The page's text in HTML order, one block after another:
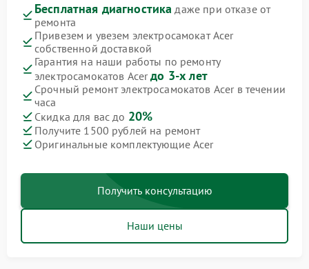
Бесплатная диагностика даже при отказе от
ремонта
Привезем и увезем электросамокат Acer
собственной доставкой
Гарантия на наши работы по ремонту
электросамокатов Acerдо 3-х лет
Срочный ремонт электросамокатов Acer в течении
часа
Скидка для вас до 20%
Получите 1500 рублей на ремонт
Оригинальные комплектующие Acer
Получить консультацию
Наши цены